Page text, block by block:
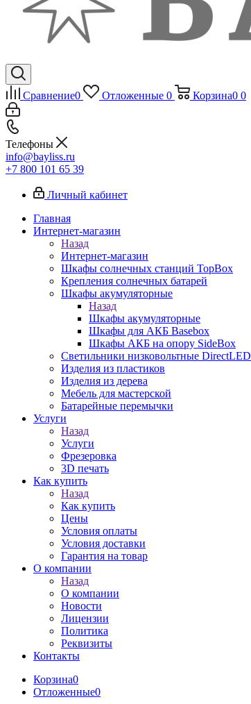
Сравнение0 Отложенные 0 Корзина0 0
Телефоны
info@bayliss.ru
+7 800 101 65 39
Личный кабинет
Главная
Интернет-магазин
Назад
Интернет-магазин
Шкафы солнечных станций TopBox
Крепления солнечных батарей
Шкафы акумуляторные
Назад
Шкафы акумуляторные
Шкафы для АКБ Basebox
Шкафы АКБ на опору SideBox
Светильники низковольтные DirectLED
Изделия из пластиков
Изделия из дерева
Мебель для мастерской
Батарейные перемычки
Услуги
Назад
Услуги
Фрезеровка
3D печать
Как купить
Назад
Как купить
Цены
Условия оплаты
Условия доставки
Гарантия на товар
О компании
Назад
О компании
Новости
Лицензии
Политика
Реквизиты
Контакты
Корзина0
Отложенные0